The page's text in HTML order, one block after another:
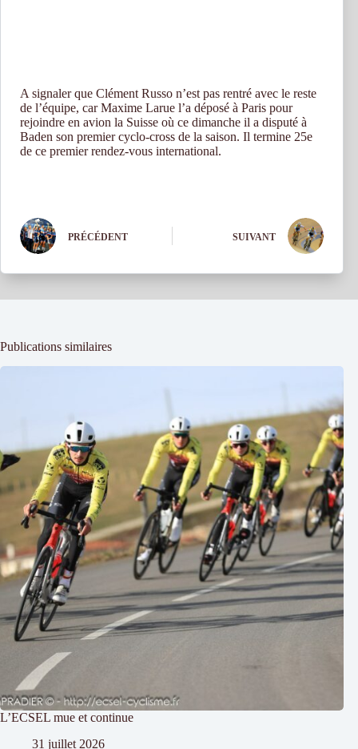
A signaler que Clément Russo n’est pas rentré avec le reste
de l’équipe, car Maxime Larue l’a déposé à Paris pour
rejoindre en avion la Suisse où ce dimanche il a disputé à
Baden son premier cyclo-cross de la saison. Il termine 25e
de ce premier rendez-vous international.
PRÉCÉDENT SUIVANT
Publications similaires
L’ECSEL mue et continue
31 juillet 2026